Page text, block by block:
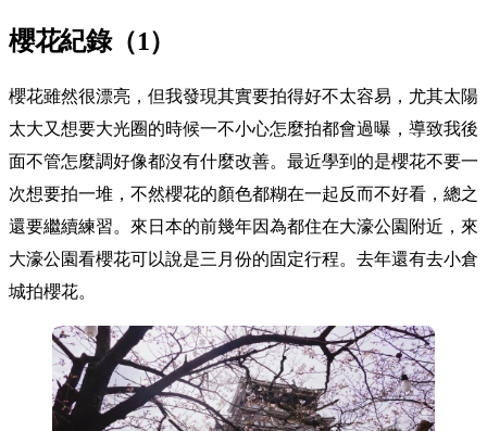
櫻花紀錄（1）
櫻花雖然很漂亮，但我發現其實要拍得好不太容易，尤其太陽
太大又想要大光圈的時候一不小心怎麼拍都會過曝，導致我後
面不管怎麼調好像都沒有什麼改善。最近學到的是櫻花不要一
次想要拍一堆，不然櫻花的顏色都糊在一起反而不好看，總之
還要繼續練習。來日本的前幾年因為都住在大濠公園附近，來
大濠公園看櫻花可以說是三月份的固定行程。去年還有去小倉
城拍櫻花。